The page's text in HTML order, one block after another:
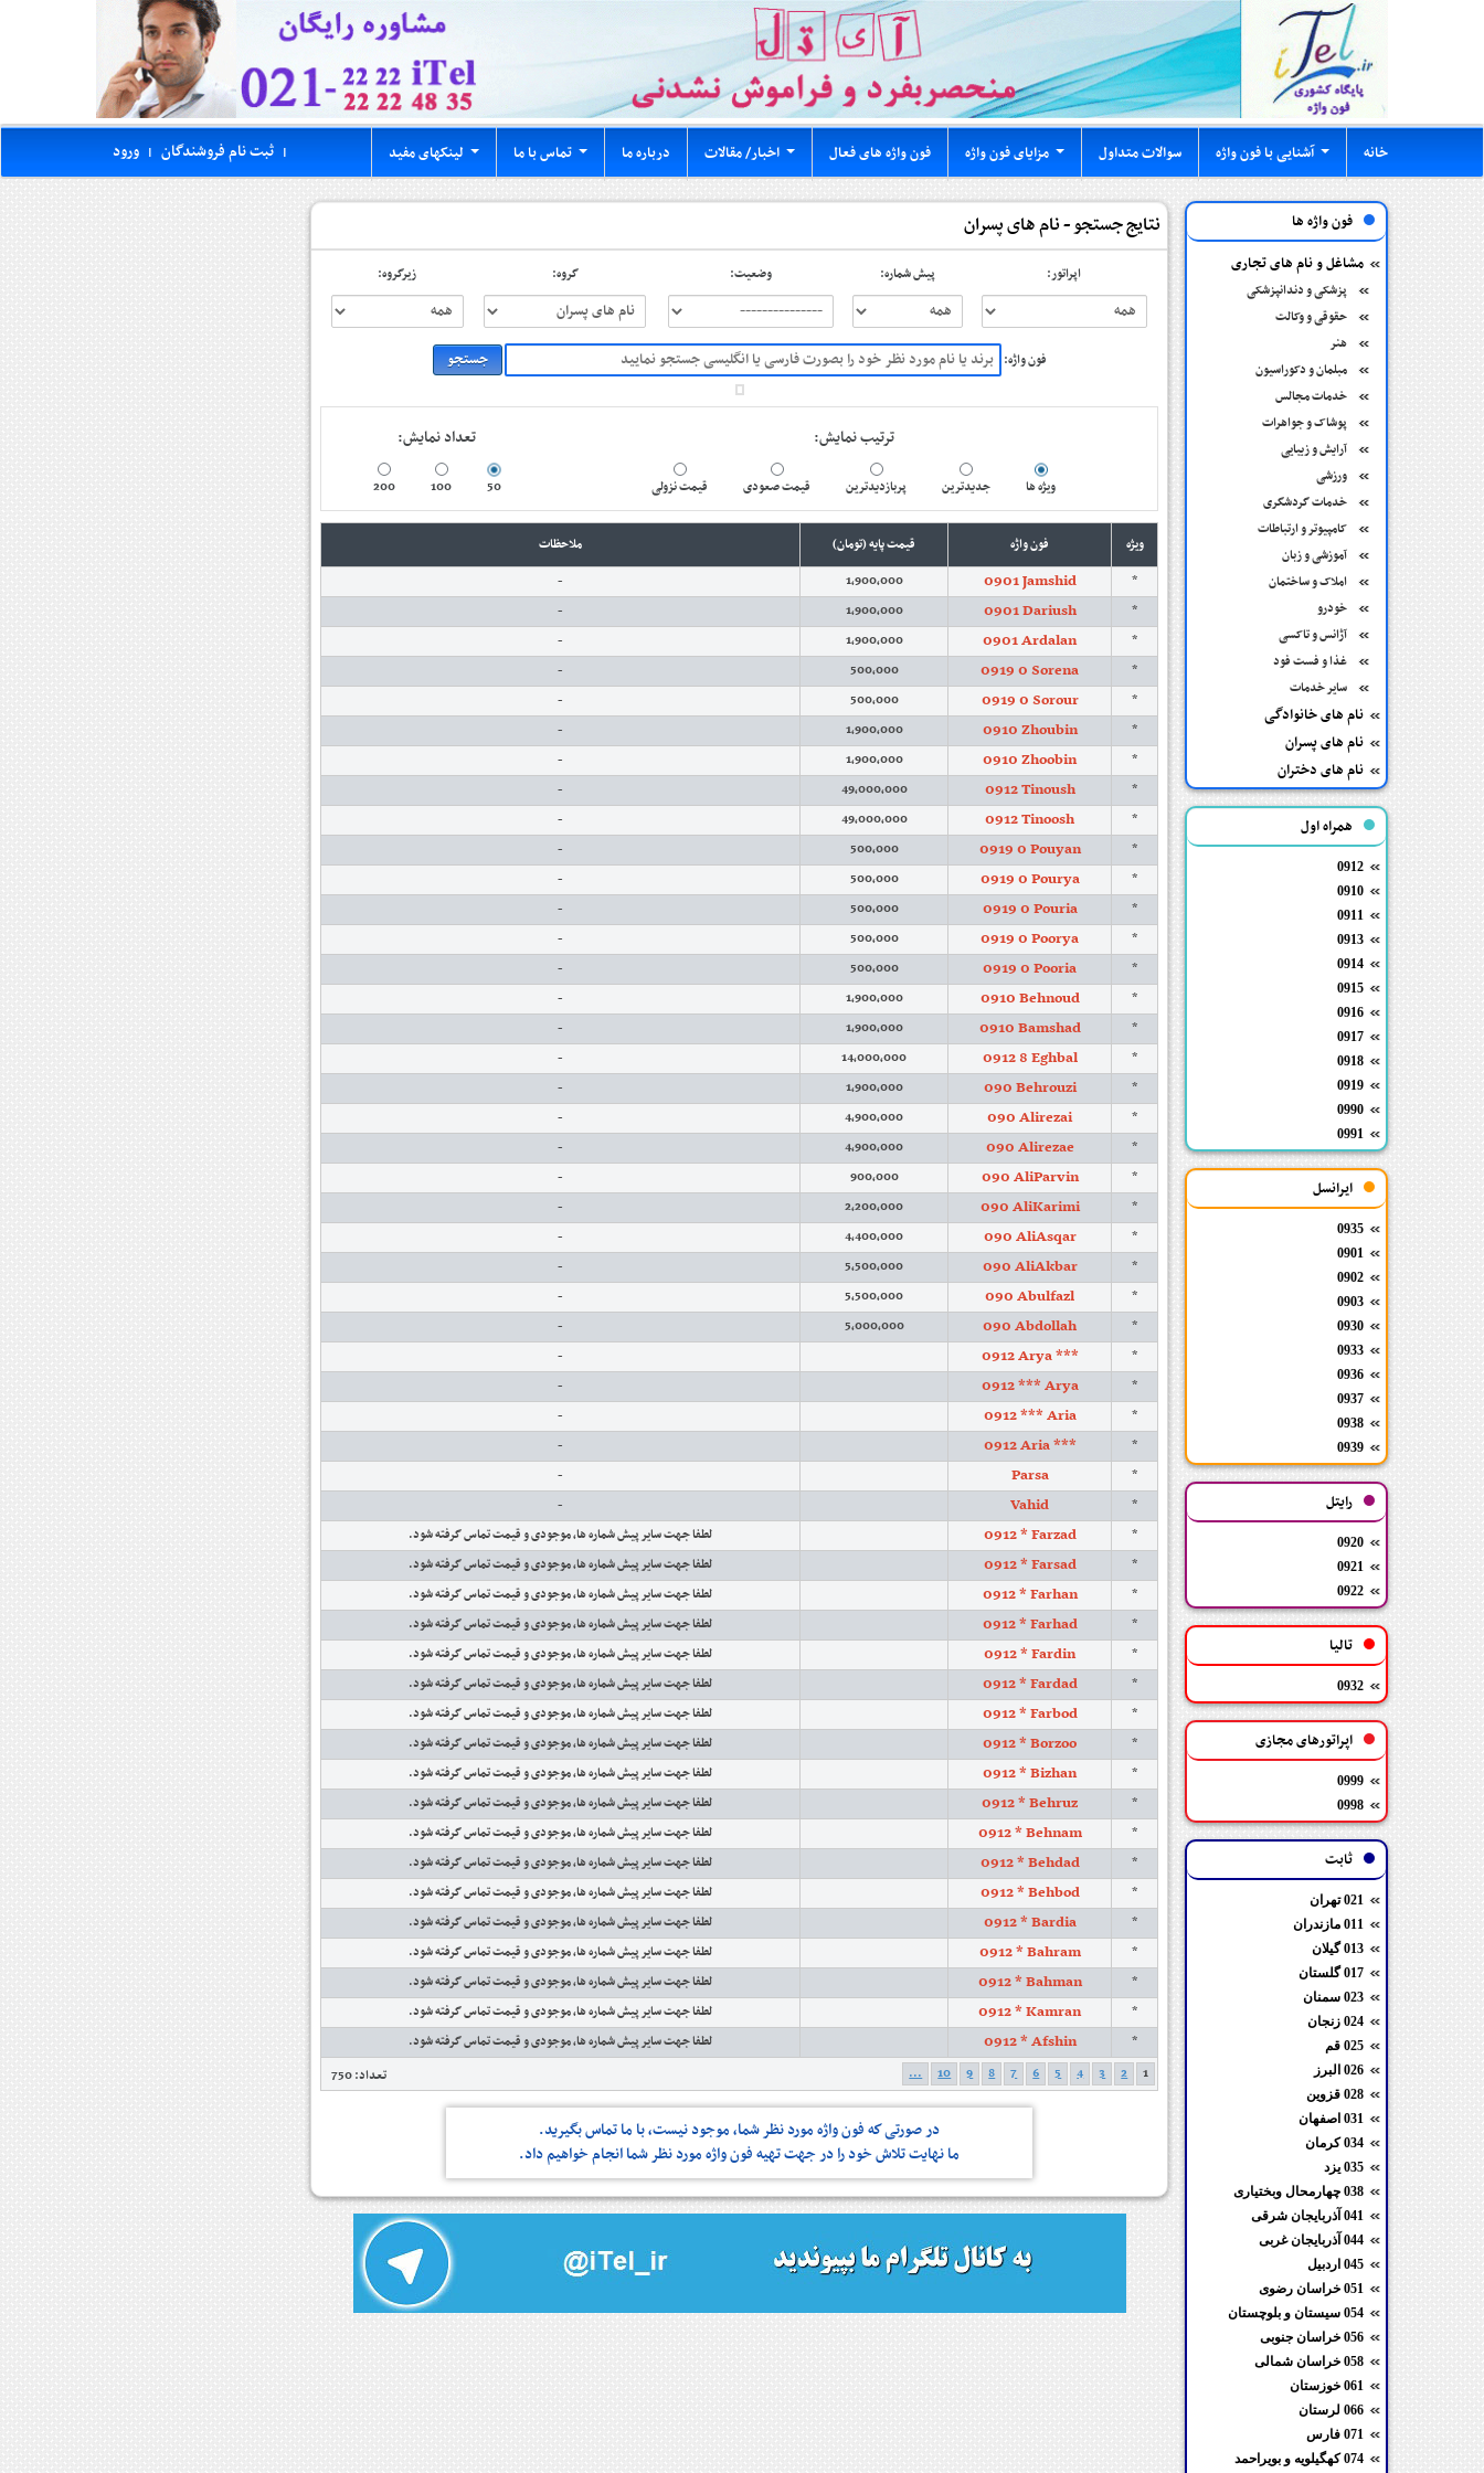
ورود | ثبت نام فروشندگان | لینکهای مفید تماس با ما درباره ما اخبار/ مقالات فون واژه های فعال مزایای فون واژه سوالات متداول آشنایی با فون واژه خانه
نتایج جستجو - نام های پسران
اپراتور: پیش شماره: وضعیت: گروه: زیرگروه:
فون واژه:
ترتیب نمایش: تعداد نمایش:
ویژه ها جدیدترین پربازدیدترین قیمت صعودی قیمت نزولی 50
100
200
ویژه فون واژه قیمت پایه (تومان)
ملاحظات
*
0901 Jamshid
1,900,000
-
*
0901 Dariush
1,900,000
-
*
0901 Ardalan
1,900,000
-
*
0919 0 Sorena
500,000
-
*
0919 0 Sorour
500,000
-
*
0910 Zhoubin
1,900,000
-
*
0910 Zhoobin
1,900,000
-
*
0912 Tinoush
49,000,000
-
*
0912 Tinoosh
49,000,000
-
*
0919 0 Pouyan
500,000
-
*
0919 0 Pourya
500,000
-
*
0919 0 Pouria
500,000
-
*
0919 0 Poorya
500,000
-
*
0919 0 Pooria
500,000
-
*
0910 Behnoud
1,900,000
-
*
0910 Bamshad
1,900,000
-
*
0912 8 Eghbal
14,000,000
-
*
090 Behrouzi
1,900,000
-
*
090 Alirezai
4,900,000
-
*
090 Alirezae
4,900,000
-
*
090 AliParvin
900,000
-
*
090 AliKarimi
2,200,000
-
*
090 AliAsqar
4,400,000
-
*
090 AliAkbar
5,500,000
-
*
090 Abulfazl
5,500,000
-
*
090 Abdollah
5,000,000
-
*
0912 Arya ***
-
*
0912 *** Arya
-
*
0912 *** Aria
-
*
0912 Aria ***
-
*
Parsa
-
*
Vahid
-
*
0912 * Farzad
لطفا جهت سایر پیش شماره ها، موجودی و قیمت تماس گرفته شود.
*
0912 * Farsad
لطفا جهت سایر پیش شماره ها، موجودی و قیمت تماس گرفته شود.
*
0912 * Farhan
لطفا جهت سایر پیش شماره ها، موجودی و قیمت تماس گرفته شود.
*
0912 * Farhad
لطفا جهت سایر پیش شماره ها، موجودی و قیمت تماس گرفته شود.
*
0912 * Fardin
لطفا جهت سایر پیش شماره ها، موجودی و قیمت تماس گرفته شود.
*
0912 * Fardad
لطفا جهت سایر پیش شماره ها، موجودی و قیمت تماس گرفته شود.
*
0912 * Farbod
لطفا جهت سایر پیش شماره ها، موجودی و قیمت تماس گرفته شود.
*
0912 * Borzoo
لطفا جهت سایر پیش شماره ها، موجودی و قیمت تماس گرفته شود.
*
0912 * Bizhan
لطفا جهت سایر پیش شماره ها، موجودی و قیمت تماس گرفته شود.
*
0912 * Behruz
لطفا جهت سایر پیش شماره ها، موجودی و قیمت تماس گرفته شود.
*
0912 * Behnam
لطفا جهت سایر پیش شماره ها، موجودی و قیمت تماس گرفته شود.
*
0912 * Behdad
لطفا جهت سایر پیش شماره ها، موجودی و قیمت تماس گرفته شود.
*
0912 * Behbod
لطفا جهت سایر پیش شماره ها، موجودی و قیمت تماس گرفته شود.
*
0912 * Bardia
لطفا جهت سایر پیش شماره ها، موجودی و قیمت تماس گرفته شود.
*
0912 * Bahram
لطفا جهت سایر پیش شماره ها، موجودی و قیمت تماس گرفته شود.
*
0912 * Bahman
لطفا جهت سایر پیش شماره ها، موجودی و قیمت تماس گرفته شود.
*
0912 * Kamran
لطفا جهت سایر پیش شماره ها، موجودی و قیمت تماس گرفته شود.
*
0912 * Afshin
لطفا جهت سایر پیش شماره ها، موجودی و قیمت تماس گرفته شود.
1
2
3
4
5
6
7
8
9
10
... تعداد: 750
در صورتی كه فون واژه مورد نظر شما، موجود نیست، با ما تماس بگیرید.
ما نهایت تلاش خود را در جهت تهیه فون واژه مورد نظر شما انجام خواهیم داد.
فون واژه ها
مشاغل و نام های تجاری
پزشکی و دندانپزشکی
حقوقی و وکالت
هنر
مبلمان و دکوراسیون
خدمات مجالس
پوشاک و جواهرات
آرایش و زیبایی
ورزشی
خدمات گردشگری
کامپیوتر و ارتباطات
آموزشی و زبان
املاک و ساختمان
خودرو
آژانس و تاکسی
غذا و فست فود
سایر خدمات
نام های خانوادگی
نام های پسران
نام های دختران
همراه اول
0912
0910
0911
0913
0914
0915
0916
0917
0918
0919
0990
0991
ایرانسل
0935
0901
0902
0903
0930
0933
0936
0937
0938
0939
رایتل
0920
0921
0922
تالیا
0932
اپراتورهای مجازی
0999
0998
ثابت
021 تهران
011 مازندران
013 گیلان
017 گلستان
023 سمنان
024 زنجان
025 قم
026 البرز
028 قزوین
031 اصفهان
034 کرمان
035 یزد
038 چهارمحال وبختیاری
041 آذربایجان شرقی
044 آذربایجان غربی
045 اردبیل
051 خراسان رضوی
054 سیستان و بلوچستان
056 خراسان جنوبی
058 خراسان شمالی
061 خوزستان
066 لرستان
071 فارس
074 کهگیلویه و بویراحمد